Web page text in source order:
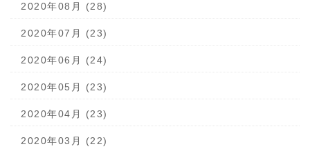
2020年08月 (28)
2020年07月 (23)
2020年06月 (24)
2020年05月 (23)
2020年04月 (23)
2020年03月 (22)